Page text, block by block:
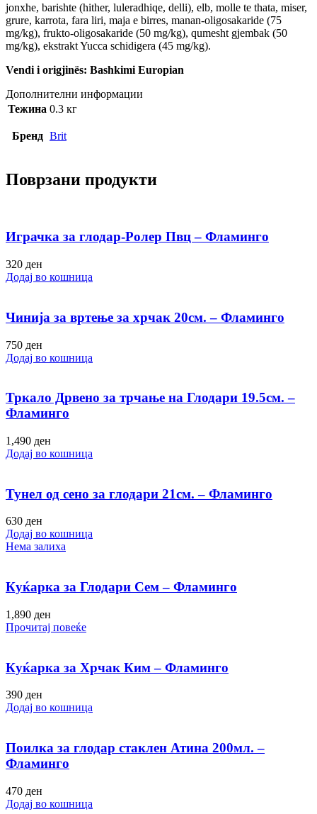
jonxhe, barishte (hither, luleradhiqe, delli), elb, molle te thata, miser,
grure, karrota, fara liri, maja e birres, manan-oligosakaride (75
mg/kg), frukto-oligosakaride (50 mg/kg), qumesht gjembak (50
mg/kg), ekstrakt Yucca schidigera (45 mg/kg).
Vendi i origjinës: Bashkimi Europian
Дополнителни информации
Тежина 0.3 кг
Бренд Brit
Поврзани продукти
Играчка за глодар-Ролер Пвц – Фламинго
320 ден
Додај во кошница
Чинија за вртење за хрчак 20см. – Фламинго
750 ден
Додај во кошница
Тркало Дрвено за трчање на Глодари 19.5см. –
Фламинго
1,490 ден
Додај во кошница
Тунел од сено за глодари 21см. – Фламинго
630 ден
Додај во кошница
Нема залиха
Куќарка за Глодари Сем – Фламинго
1,890 ден
Прочитај повеќе
Куќарка за Хрчак Ким – Фламинго
390 ден
Додај во кошница
Поилка за глодар стаклен Атина 200мл. –
Фламинго
470 ден
Додај во кошница